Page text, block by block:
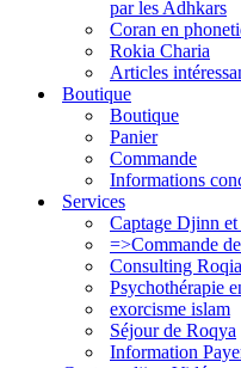
par les Adhkars
Coran en
Rokia Charia
Articles
Boutique
Boutique
Panier
Commande
Informations
Services
Captage Djinn
=>Commande
Consulting Roqia
Psychothérapie
exorcisme islam
Séjour de Roqya
Information
Abu Yassine
20 décembre 2023
[ad_1] **Quand est-il
Comprendre le timing
spirituelle et thérapeutique
pour diagnostiquer et traiter
sourat roqya
Abu Yassine
13 décembre 2023